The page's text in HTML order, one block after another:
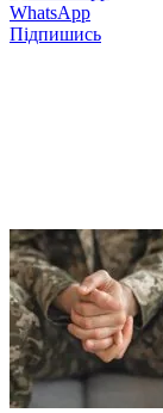
WhatsApp
Підпишись